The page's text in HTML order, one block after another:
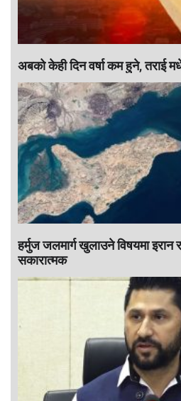
अबको केही दिन वर्षा कम हुने, तराई
हर्मुज जलमार्ग खुलाउने विषयमा इरान
सकारात्मक